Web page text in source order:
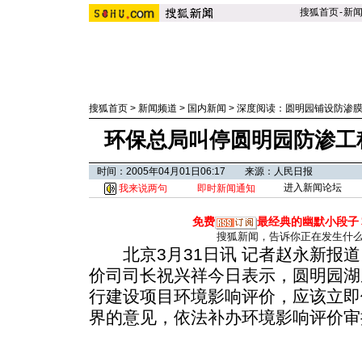
搜狐首页-新闻
搜狐首页 > 新闻频道 > 国内新闻 > 深度阅读：圆明园铺设防渗
环保总局叫停圆明园防渗
时间：2005年04月01日06:17 来源：人民日报
我来说两句
即时新闻通知 进入新闻论坛
免费 最经典的幽默小段子
搜狐新闻，告诉你正在发生什
北京3月31日讯 记者赵永新报道
价司司长祝兴祥今日表示，圆明园
行建设项目环境影响评价，应该立
界的意见，依法补办环境影响评价